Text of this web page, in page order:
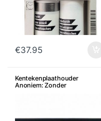
€37.95
Kentekenplaathouder
Anoniem: Zonder